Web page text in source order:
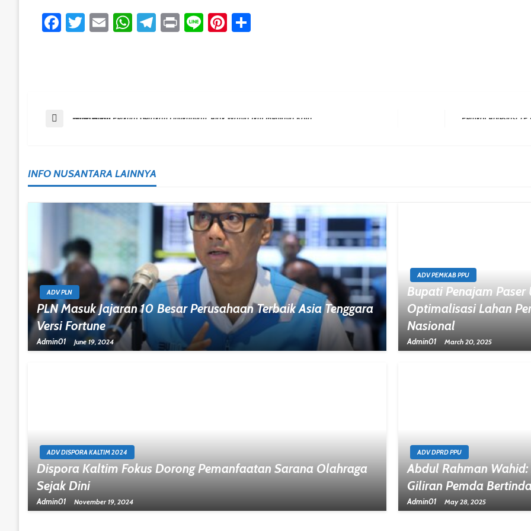
Facebook
Twitter
EmailWhatsApp
Telegram
PrintLinePinterest
Post
Previous Post Balikpapan Perkuat Gerakan Lingkungan, Ajak Warga Ikut Menjaga Kota Tetap Hijau Next Post
INFO NUSANTARA LAINNYA
ADV PLN
PLN Masuk Jajaran 10 Besar Perusahaan Terbaik Asia Tenggara
Versi Fortune
Admin01 June 19, 2024
ADV PEMKAB PPU
Bupati Penajam
Optimalisasi Lahan
Nasional
Admin01 March 20, 2025
ADV DISPORA KALTIM 2024
Dispora Kaltim Fokus Dorong Pemanfaatan Sarana Olahraga
Sejak Dini
Admin01 November 19, 2024
ADV DPRD PPU
Abdul Rahman Wahid:
Giliran Pemda
Admin01 May 28, 2025